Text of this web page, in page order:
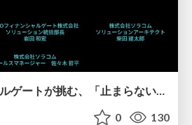
0 130